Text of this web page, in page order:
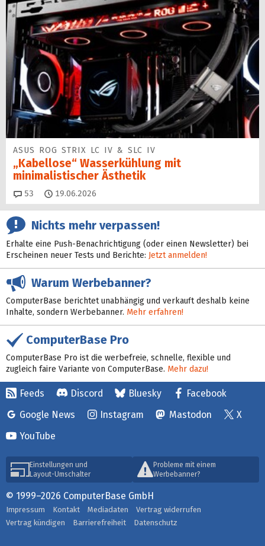
ASUS ROG STRIX LC IV & SLC IV
„Kabellose“ Wasserkühlung mit
minimalistischer Ästhetik
53 Kommentare
19.06.2026
Nichts mehr verpassen!
Erhalte eine Push-Benachrichtigung (oder einen Newsletter) bei
Erscheinen neuer Tests und Berichte: Jetzt anmelden!
Warum Werbebanner?
ComputerBase berichtet unabhängig und verkauft deshalb keine
Inhalte, sondern Werbebanner. Mehr erfahren!
ComputerBase Pro
ComputerBase Pro ist die werbefreie, schnelle, flexible und
zugleich faire Variante von ComputerBase. Mehr dazu!
Feeds Discord Bluesky
Facebook
Google News
Instagram Mastodon
X
YouTube
Einstellungen und
Layout-Umschalter
Probleme mit einem
Werbebanner?
© 1999–2026 ComputerBase GmbH
Impressum Kontakt Mediadaten
Vertrag widerrufen
Vertrag kündigen
Barrierefreiheit Datenschutz